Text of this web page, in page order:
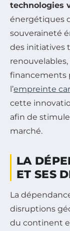
technologies
énergétiques
souveraineté
des initiatives
financements
l’empreinte
cette
afin de
marché.
LA
ET SES
La
disruptions
du continent